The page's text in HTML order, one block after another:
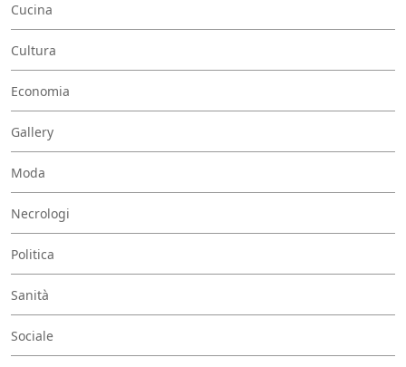
Cucina
Cultura
Economia
Gallery
Moda
Necrologi
Politica
Sanità
Sociale